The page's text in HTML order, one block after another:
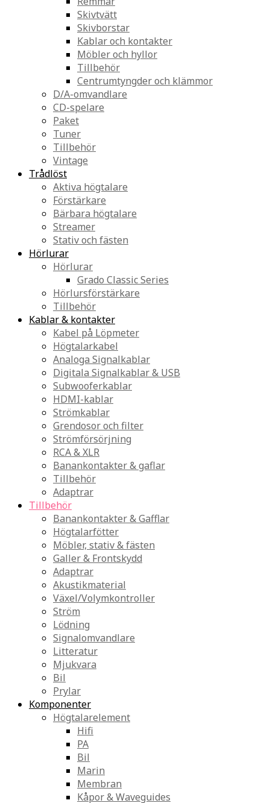
Skivtvätt
Skivborstar
Kablar och kontakter
Möbler och hyllor
Tillbehör
Centrumtyngder och klämmor
D/A-omvandlare
CD-spelare
Paket
Tuner
Tillbehör
Vintage
Trådlöst
Aktiva högtalare
Förstärkare
Bärbara högtalare
Streamer
Stativ och fästen
Hörlurar
Hörlurar
Grado Classic Series
Hörlursförstärkare
Tillbehör
Kablar & kontakter
Kabel på Löpmeter
Högtalarkabel
Analoga Signalkablar
Digitala Signalkablar & USB
Subwooferkablar
HDMI-kablar
Strömkablar
Grendosor och filter
Strömförsörjning
RCA & XLR
Banankontakter & gaflar
Tillbehör
Adaptrar
Tillbehör
Banankontakter & Gafflar
Högtalarfötter
Möbler, stativ & fästen
Galler & Frontskydd
Adaptrar
Akustikmaterial
Växel/Volymkontroller
Ström
Lödning
Signalomvandlare
Litteratur
Mjukvara
Bil
Prylar
Komponenter
Högtalarelement
Hifi
PA
Bil
Marin
Membran
Kåpor & Waveguides